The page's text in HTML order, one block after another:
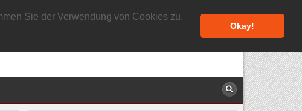
Sie der Verwendung von Cookies zu.
Okay!
8. AUGUST 2026